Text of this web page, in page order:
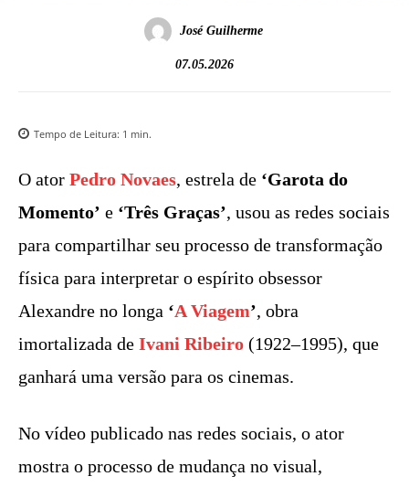
José Guilherme
07.05.2026
Tempo de Leitura: 1 min.
O ator Pedro Novaes, estrela de ‘Garota do
Momento’ e ‘Três Graças’, usou as redes sociais
para compartilhar seu processo de transformação
física para interpretar o espírito obsessor
Alexandre no longa ‘A Viagem’, obra
imortalizada de Ivani Ribeiro (1922–1995), que
ganhará uma versão para os cinemas.
No vídeo publicado nas redes sociais, o ator
mostra o processo de mudança no visual,